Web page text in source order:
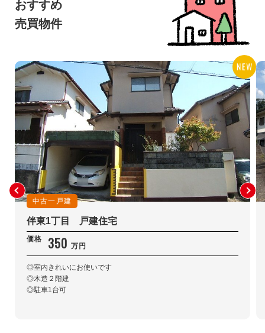
おすすめ
売買物件
中古一戸建
伴東1丁目 戸建住宅
価格 350 万円
◎室内きれいにお使いです
◎木造２階建
◎駐車1台可